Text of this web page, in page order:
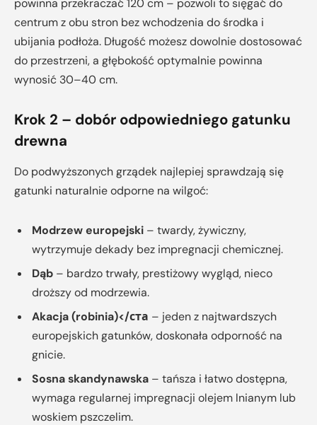
powinna przekraczać 120 cm – pozwoli to sięgać do
centrum z obu stron bez wchodzenia do środka i
ubijania podłoża. Długość możesz dowolnie dostosować
do przestrzeni, a głębokość optymalnie powinna
wynosić 30–40 cm.
Krok 2 – dobór odpowiedniego gatunku
drewna
Do podwyższonych grządek najlepiej sprawdzają się
gatunki naturalnie odporne na wilgoć:
Modrzew europejski – twardy, żywiczny,
wytrzymuje dekady bez impregnacji chemicznej.
Dąb – bardzo trwały, prestiżowy wygląd, nieco
droższy od modrzewia.
Akacja (robinia)</ста – jeden z najtwardszych
europejskich gatunków, doskonała odporność na
gnicie.
Sosna skandynawska – tańsza i łatwo dostępna,
wymaga regularnej impregnacji olejem lnianym lub
woskiem pszczelim.